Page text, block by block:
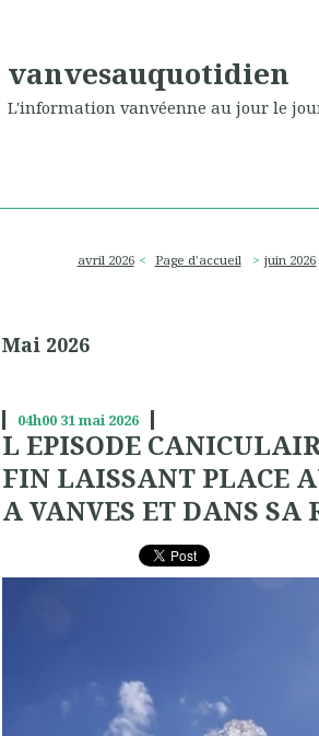
vanvesauquotidien
L'information vanvéenne au jour le
avril 2026 Page d'accueil juin 2026
Mai 2026
04h00 31mai 2026
L EPISODE
FIN LAISSANT PLACE
A VANVES ET DANS SA